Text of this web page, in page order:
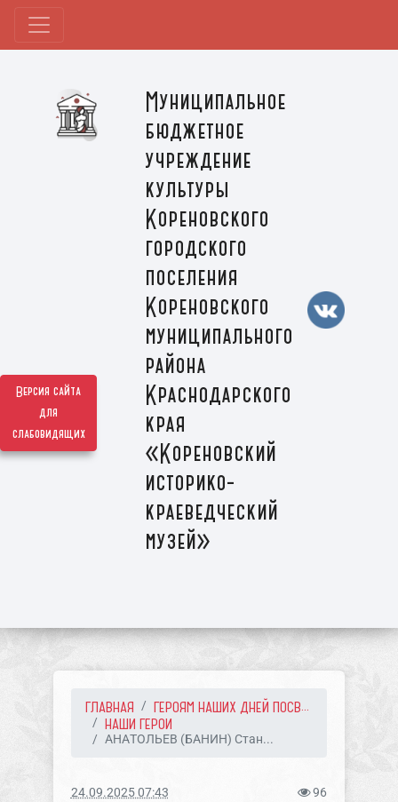
Версия сайта
для
слабовидящих
Муниципальное
бюджетное
учреждение
культуры
Кореновского
городского
поселения
Кореновского
муниципального
района
Краснодарского
края
«Кореновский
историко-
краеведческий
музей»
ГЛАВНАЯ
ГЕРОЯМ НАШИХ ДНЕЙ ПОСВ...
НАШИ ГЕРОИ
АНАТОЛЬЕВ (БАНИН) Стан...
24.09.2025 07:43 96